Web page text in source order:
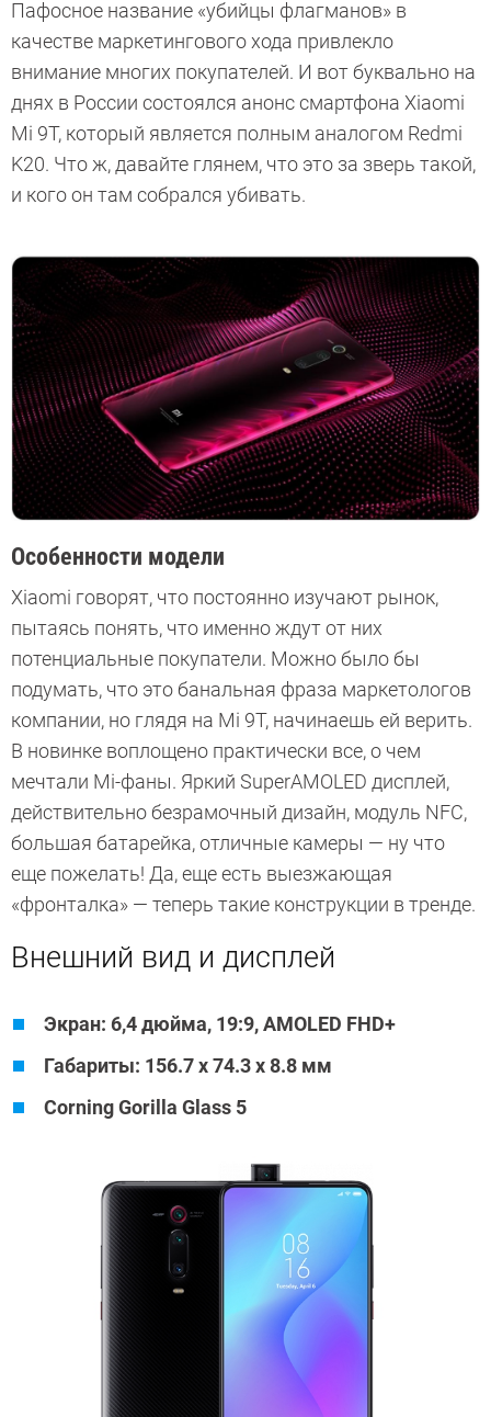
Пафосное название «убийцы флагманов» в
качестве маркетингового хода привлекло
внимание многих покупателей. И вот буквально на
днях в России состоялся анонс смартфона Xiaomi
Mi 9T, который является полным аналогом Redmi
K20. Что ж, давайте глянем, что это за зверь такой,
и кого он там собрался убивать.
Особенности модели
Xiaomi говорят, что постоянно изучают рынок,
пытаясь понять, что именно ждут от них
потенциальные покупатели. Можно было бы
подумать, что это банальная фраза маркетологов
компании, но глядя на Mi 9T, начинаешь ей верить.
В новинке воплощено практически все, о чем
мечтали Mi-фаны. Яркий SuperAMOLED дисплей,
действительно безрамочный дизайн, модуль NFC,
большая батарейка, отличные камеры — ну что
еще пожелать! Да, еще есть выезжающая
«фронталка» — теперь такие конструкции в тренде.
Внешний вид и дисплей
Экран: 6,4 дюйма, 19:9,AMOLED FHD+
Габариты: 156.7 x 74.3 x 8.8 мм
Corning Gorilla Glass 5